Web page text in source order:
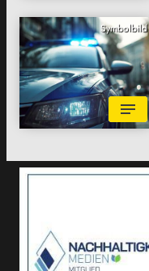
Symbolbild